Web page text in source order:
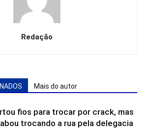
Redação
Mais do autor
fios para trocar por crack, mas
trocando a rua pela delegacia